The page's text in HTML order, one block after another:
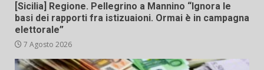
[Sicilia] Regione. Pellegrino a Mannino “Ignora le
basi dei rapporti fra istizuaioni. Ormai è in campagna
elettorale”
7 Agosto 2026